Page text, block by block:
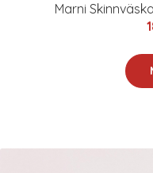
Marni